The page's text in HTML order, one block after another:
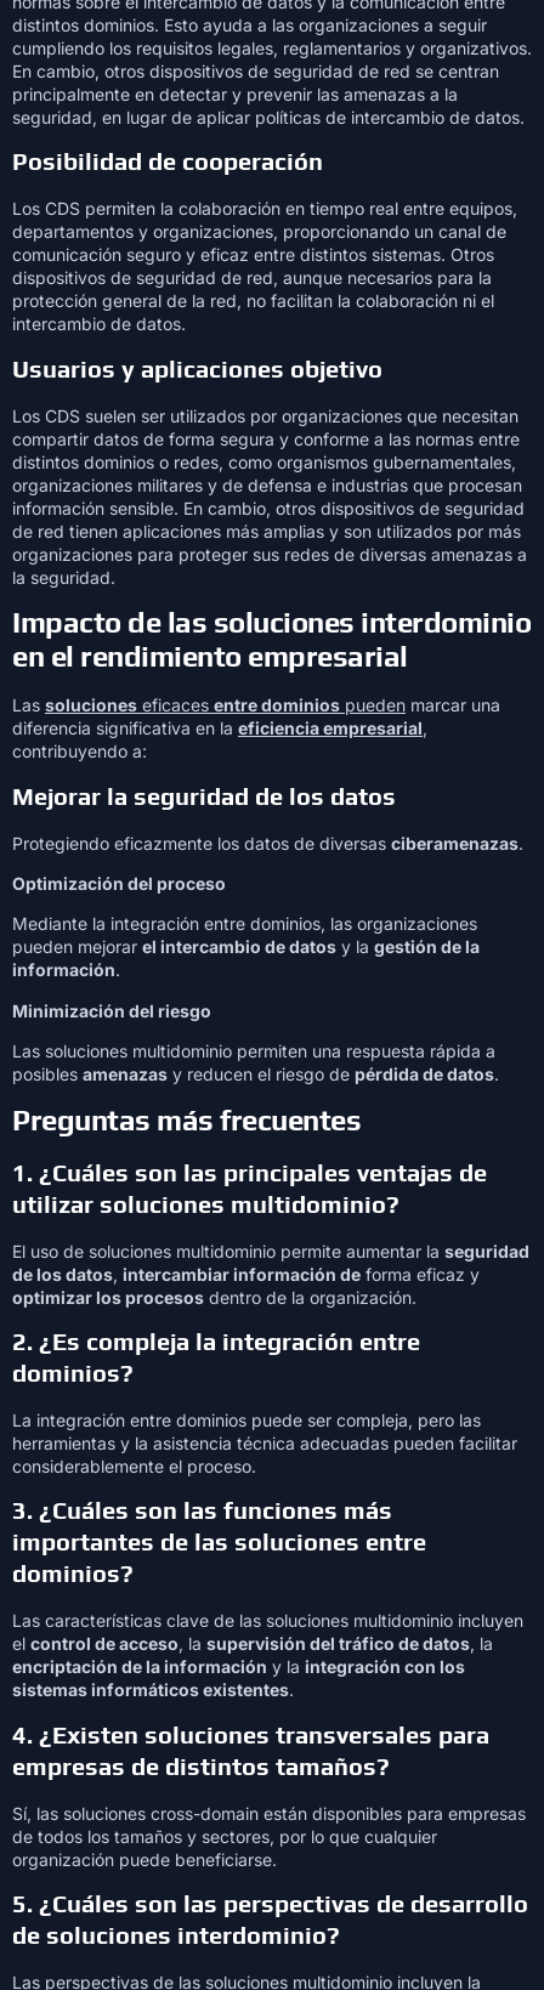
distintos dominios. Esto ayuda a las organizaciones a seguir
cumpliendo los requisitos legales, reglamentarios y organizativos.
En cambio, otros dispositivos de seguridad de red se centran
principalmente en detectar y prevenir las amenazas a la
seguridad, en lugar de aplicar políticas de intercambio de datos.
Posibilidad de cooperación
Los CDS permiten la colaboración en tiempo real entre equipos,
departamentos y organizaciones, proporcionando un canal de
comunicación seguro y eficaz entre distintos sistemas. Otros
dispositivos de seguridad de red, aunque necesarios para la
protección general de la red, no facilitan la colaboración ni el
intercambio de datos.
Usuarios y aplicaciones objetivo
Los CDS suelen ser utilizados por organizaciones que necesitan
compartir datos de forma segura y conforme a las normas entre
distintos dominios o redes, como organismos gubernamentales,
organizaciones militares y de defensa e industrias que procesan
información sensible. En cambio, otros dispositivos de seguridad
de red tienen aplicaciones más amplias y son utilizados por más
organizaciones para proteger sus redes de diversas amenazas a
la seguridad.
Impacto de las soluciones interdominio
en el rendimiento empresarial
Las soluciones eficaces entre dominios pueden marcar una
diferencia significativa en la eficiencia empresarial,
contribuyendo a:
Mejorar la seguridad de los datos
Protegiendo eficazmente los datos de diversas ciberamenazas.
Optimización del proceso
Mediante la integración entre dominios, las organizaciones
pueden mejorar el intercambio de datos y la gestión de la
información.
Minimización del riesgo
Las soluciones multidominio permiten una respuesta rápida a
posibles amenazas y reducen el riesgo de pérdida de datos.
Preguntas más frecuentes
1. ¿Cuáles son las principales ventajas de
utilizar soluciones multidominio?
El uso de soluciones multidominio permite aumentar la seguridad
de los datos, intercambiar información de forma eficaz y
optimizar los procesos dentro de la organización.
2. ¿Es compleja la integración entre
dominios?
La integración entre dominios puede ser compleja, pero las
herramientas y la asistencia técnica adecuadas pueden facilitar
considerablemente el proceso.
3. ¿Cuáles son las funciones más
importantes de las soluciones entre
dominios?
Las características clave de las soluciones multidominio incluyen
el control de acceso, la supervisión del tráfico de datos, la
encriptación de la información y la integración con los
sistemas informáticos existentes.
4. ¿Existen soluciones transversales para
empresas de distintos tamaños?
Sí, las soluciones cross-domain están disponibles para empresas
de todos los tamaños y sectores, por lo que cualquier
organización puede beneficiarse.
5. ¿Cuáles son las perspectivas de desarrollo
de soluciones interdominio?
Las perspectivas de las soluciones multidominio incluyen la